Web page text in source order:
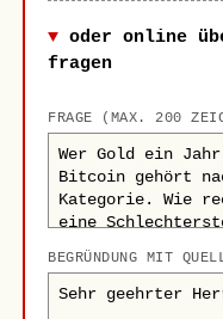
oder online
fragen
FRAGE (MAX. 200
BEGRÜNDUNG MIT